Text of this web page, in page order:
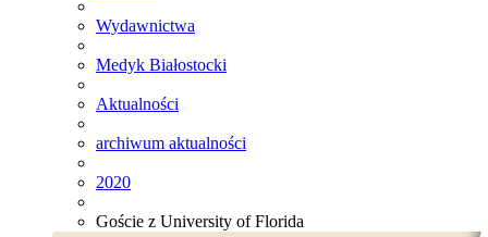
Wydawnictwa
Medyk Białostocki
Aktualności
archiwum aktualności
2020
Goście z University of Florida